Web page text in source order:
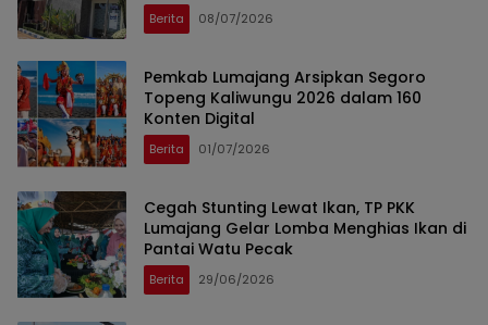
Berita 08/07/2026
Pemkab Lumajang Arsipkan Segoro
Topeng Kaliwungu 2026 dalam 160
Konten Digital
Berita 01/07/2026
Cegah Stunting Lewat Ikan, TP PKK
Lumajang Gelar Lomba Menghias Ikan di
Pantai Watu Pecak
Berita 29/06/2026